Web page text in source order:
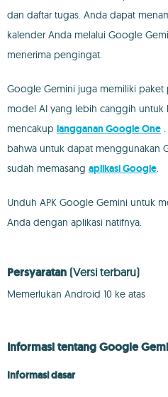
dan daftar tugas. Anda dapat
kalender Anda melalui Google
menerima pengingat.
Google Gemini juga memiliki paket
model AI yang lebih canggih untuk
mencakup langganan Google One
bahwa untuk dapat menggunakan
sudah memasang aplikasi Google.
Unduh APK Google Gemini untuk
Anda dengan aplikasi natifnya.
Persyaratan (Versi terbaru)
Memerlukan Android 10 ke atas
Informasi tentang Google
Informasi dasar